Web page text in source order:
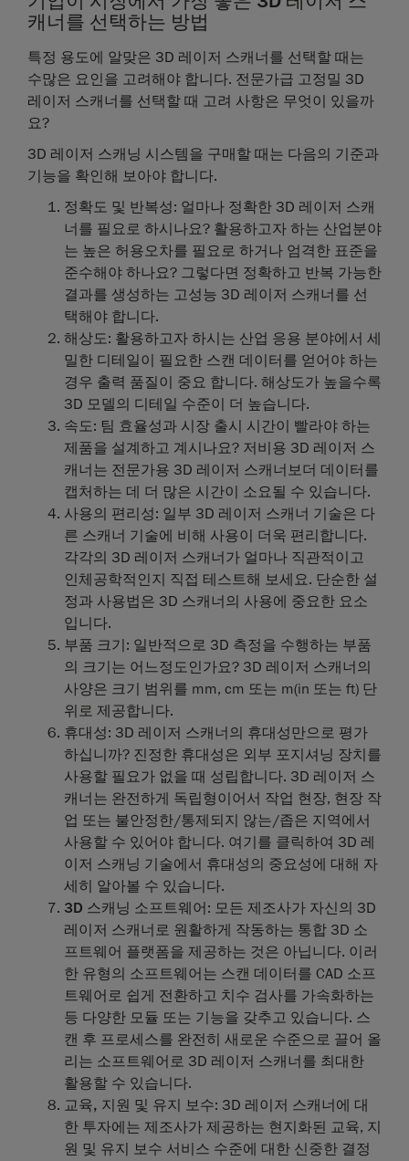
캐너를 선택하는 방법
특정 용도에 알맞은 3D 레이저 스캐너를 선택할 때는
수많은 요인을 고려해야 합니다. 전문가급 고정밀 3D
레이저 스캐너를 선택할 때 고려 사항은 무엇이 있을까
요?
3D 레이저 스캐닝 시스템을 구매할 때는 다음의 기준과
기능을 확인해 보아야 합니다.
정확도 및 반복성: 얼마나 정확한 3D 레이저 스캐
너를 필요로 하시나요? 활용하고자 하는 산업분야
는 높은 허용오차를 필요로 하거나 엄격한 표준을
준수해야 하나요? 그렇다면 정확하고 반복 가능한
결과를 생성하는 고성능 3D 레이저 스캐너를 선
택해야 합니다.
해상도: 활용하고자 하시는 산업 응용 분야에서 세
밀한 디테일이 필요한 스캔 데이터를 얻어야 하는
경우 출력 품질이 중요 합니다. 해상도가 높을수록
3D 모델의 디테일 수준이 더 높습니다.
속도: 팀 효율성과 시장 출시 시간이 빨라야 하는
제품을 설계하고 계시나요? 저비용 3D 레이저 스
캐너는 전문가용 3D 레이저 스캐너보더 데이터를
캡처하는 데 더 많은 시간이 소요될 수 있습니다.
사용의 편리성: 일부 3D 레이저 스캐너 기술은 다
른 스캐너 기술에 비해 사용이 더욱 편리합니다.
각각의 3D 레이저 스캐너가 얼마나 직관적이고
인체공학적인지 직접 테스트해 보세요. 단순한 설
정과 사용법은 3D 스캐너의 사용에 중요한 요소
입니다.
부품 크기 : 일반적으로 3D 측정을 수행하는 부품
의 크기는 어느정도인가요? 3D 레이저 스캐너의
사양은 크기 범위를 mm, cm 또는 m(in 또는 ft) 단
위로 제공합니다.
휴대성: 3D 레이저 스캐너의 휴대성만으로 평가
하십니까? 진정한 휴대성은 외부 포지셔닝 장치를
사용할 필요가 없을 때 성립합니다. 3D 레이저 스
캐너는 완전하게 독립형이어서 작업 현장, 현장 작
업 또는 불안정한/통제되지 않는/좁은 지역에서
사용할 수 있어야 합니다. 여기를 클릭하여 3D 레
이저 스캐닝 기술에서 휴대성의 중요성에 대해 자
세히 알아볼 수 있습니다.
3D 스캐닝 소프트웨어 : 모든 제조사가 자신의 3D
레이저 스캐너로 원활하게 작동하는 통합 3D 소
프트웨어 플랫폼을 제공하는 것은 아닙니다. 이러
한 유형의 소프트웨어는 스캔 데이터를 CAD 소프
트웨어로 쉽게 전환하고 치수 검사를 가속화하는
등 다양한 모듈 또는 기능을 갖추고 있습니다. 스
캔 후 프로세스를 완전히 새로운 수준으로 끌어 올
리는 소프트웨어로 3D 레이저 스캐너를 최대한
활용할 수 있습니다.
교육, 지원 및 유지 보수: 3D 레이저 스캐너에 대
한 투자에는 제조사가 제공하는 현지화된 교육, 지
원 및 유지 보수 서비스 수준에 대한 신중한 결정